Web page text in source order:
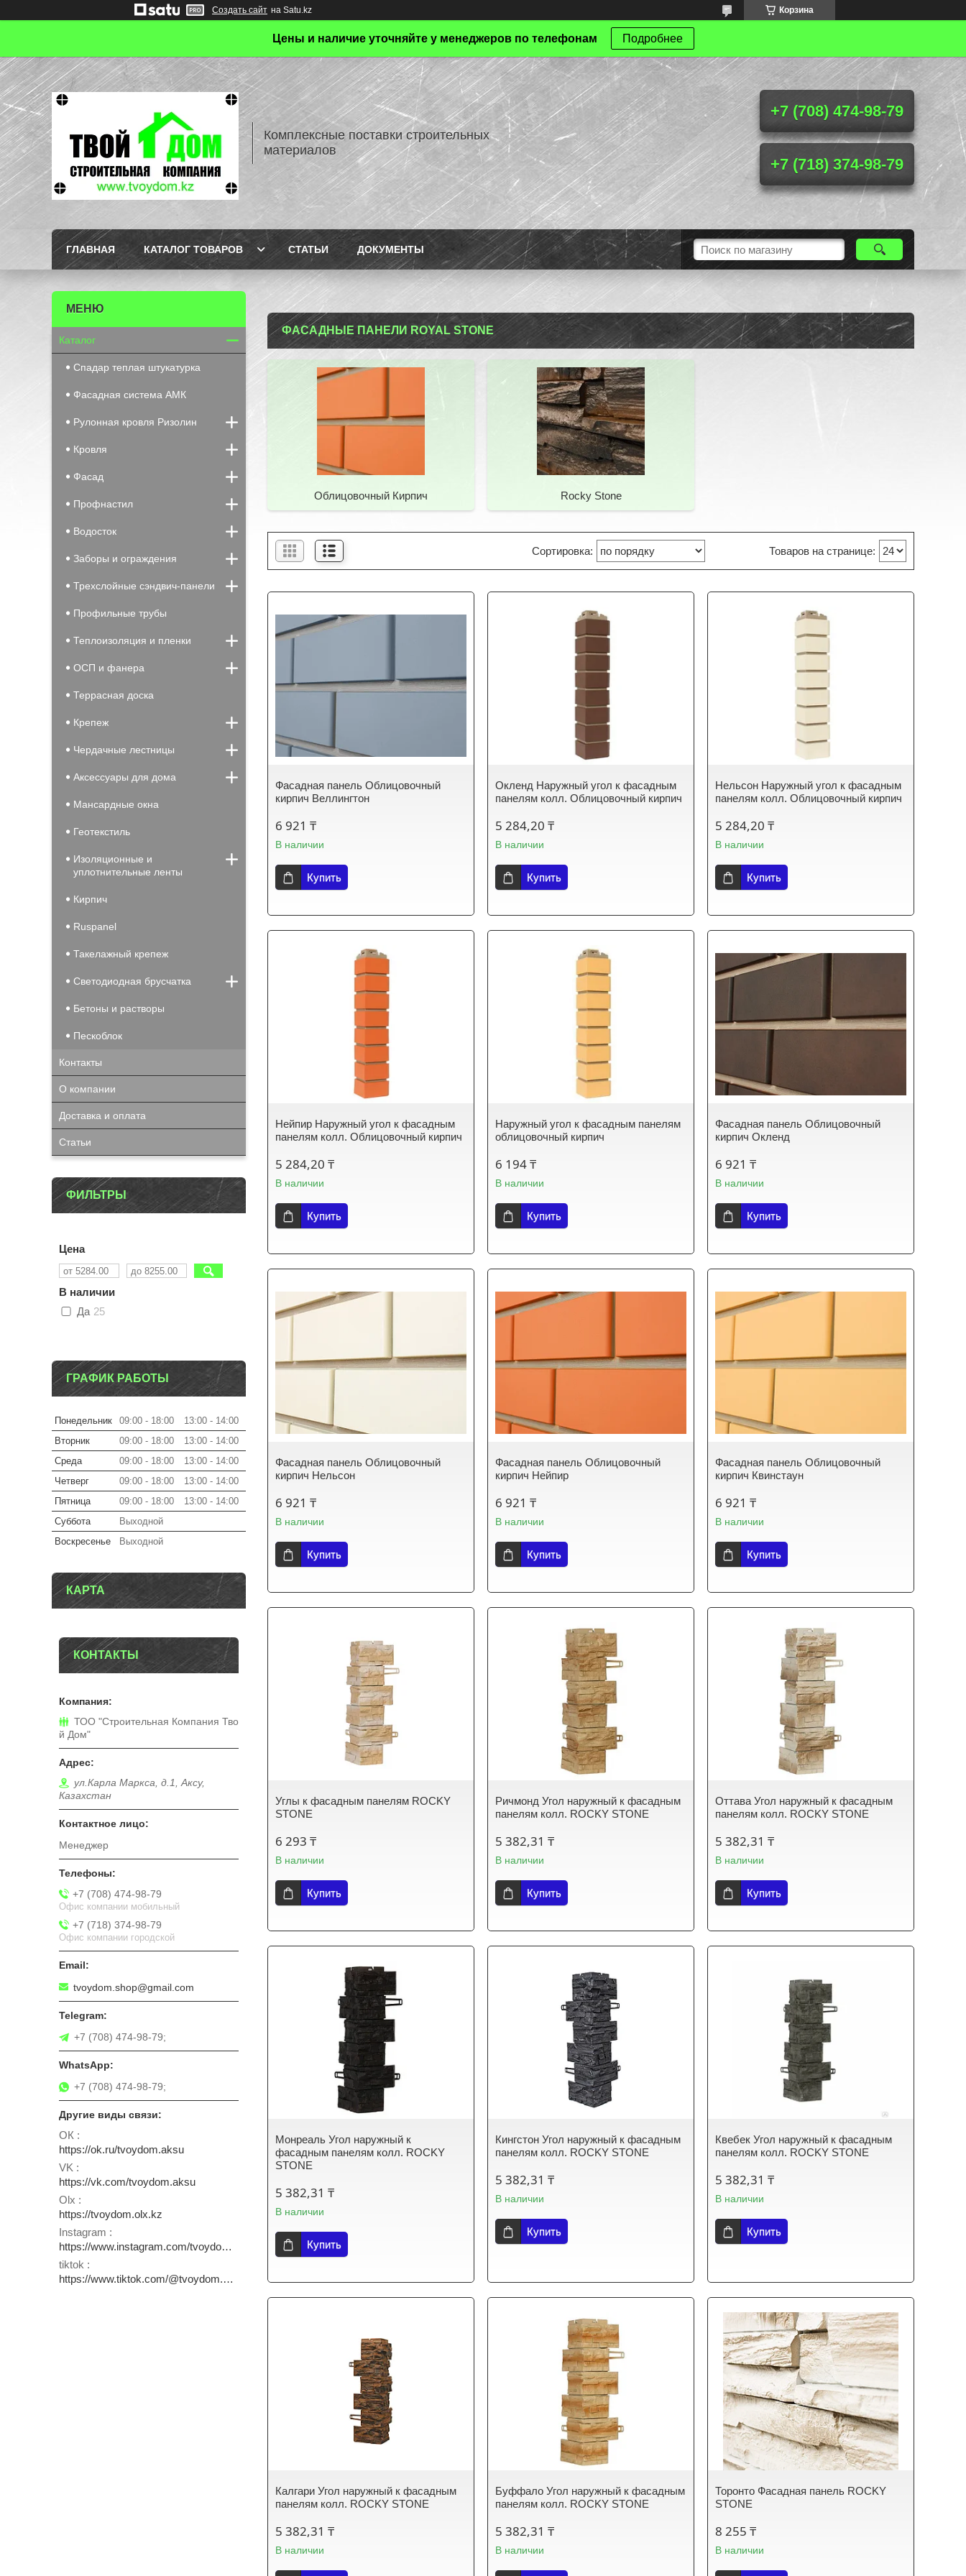
Создать сайт на Satu.kz Корзина
Цены и наличие уточняйте у менеджеров по телефонам Подробнее
Комплексные поставки строительных
материалов
+7 (708) 474-98-79
+7 (718) 374-98-79
ГЛАВНАЯ КАТАЛОГ ТОВАРОВ СТАТЬИ ДОКУМЕНТЫ
ФАСАДНЫЕ ПАНЕЛИ ROYAL STONE
Облицовочный Кирпич Rocky Stone
Фасадная панель Облицовочный
кирпич Веллингтон
6 921 ₸
В наличии
Купить
Окленд Наружный угол к фасадным
панелям колл. Облицовочный кирпич
5 284,20 ₸
В наличии
Купить
Нельсон Наружный угол к фасадным
панелям колл. Облицовочный кирпич
5 284,20 ₸
В наличии
Купить
Нейпир Наружный угол к фасадным
панелям колл. Облицовочный кирпич
5 284,20 ₸
В наличии
Купить
Наружный угол к фасадным панелям
облицовочный кирпич
6 194 ₸
В наличии
Купить
Фасадная панель Облицовочный
кирпич Окленд
6 921 ₸
В наличии
Купить
Фасадная панель Облицовочный
кирпич Нельсон
6 921 ₸
В наличии
Купить
Фасадная панель Облицовочный
кирпич Нейпир
6 921 ₸
В наличии
Купить
Фасадная панель Облицовочный
кирпич Квинстаун
6 921 ₸
В наличии
Купить
Углы к фасадным панелям ROCKY
STONE
6 293 ₸
В наличии
Купить
Ричмонд Угол наружный к фасадным
панелям колл. ROCKY STONE
5 382,31 ₸
В наличии
Купить
Оттава Угол наружный к фасадным
панелям колл. ROCKY STONE
5 382,31 ₸
В наличии
Купить
Монреаль Угол наружный к
фасадным панелям колл. ROCKY
STONE
5 382,31 ₸
В наличии
Купить
Кингстон Угол наружный к фасадным
панелям колл. ROCKY STONE
5 382,31 ₸
В наличии
Купить
Квебек Угол наружный к фасадным
панелям колл. ROCKY STONE
5 382,31 ₸
В наличии
Купить
Калгари Угол наружный к фасадным
панелям колл. ROCKY STONE
5 382,31 ₸
В наличии
Буффало Угол наружный к фасадным
панелям колл. ROCKY STONE
5 382,31 ₸
В наличии
Торонто Фасадная панель ROCKY
STONE
8 255 ₸
В наличии
Каталог
Спадар теплая штукатурка
Фасадная система АМК
Рулонная кровля Ризолин
Кровля
Фасад
Профнастил
Водосток
Заборы и ограждения
Трехслойные сэндвич-панели
Профильные трубы
Теплоизоляция и пленки
ОСП и фанера
Террасная доска
Крепеж
Чердачные лестницы
Аксессуары для дома
Мансардные окна
Геотекстиль
Изоляционные и
уплотнительные ленты
Кирпич
Ruspanel
Такелажный крепеж
Светодиодная брусчатка
Бетоны и растворы
Пескоблок
Контакты
О компании
Доставка и оплата
Статьи
ФИЛЬТРЫ
Цена
В наличии
Да 25
ГРАФИК РАБОТЫ
Понедельник 09:00 18:00 13:00
14:00
Вторник
09:00 18:00 13:00
14:00
Среда
09:00 18:00 13:00
14:00
Четверг
09:00 18:00 13:00
14:00
Пятница
09:00 18:00 13:00
14:00
Суббота
Выходной
Воскресенье
Выходной
КАРТА
КОНТАКТЫ
ТОО "Строительная Компания Тво
й Дом"
ул.Карла Маркса, д.1, Аксу,
Казахстан
Менеджер
+7 (708) 474-98-79
Офис компании мобильный
+7 (718) 374-98-79
Офис компании городской
tvoydom.shop@gmail.com
+7 (708) 474-98-79;
+7 (708) 474-98-79;
ОК
https://ok.ru/tvoydom.aksu
VK
https://vk.com/tvoydom.aksu
Olx
https://tvoydom.olx.kz
Instagram
https://www.instagram.com/tvoydom.aksu
tiktok
https://www.tiktok.com/@tvoydom.aksu